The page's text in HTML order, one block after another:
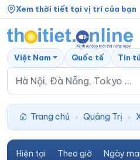
Xem thời tiết tại vị trí của bạn
Việt Nam Quốc tế Tin
Trang chủ › Quảng Trị ›
Hiện tại Theo giờ Ngày mai